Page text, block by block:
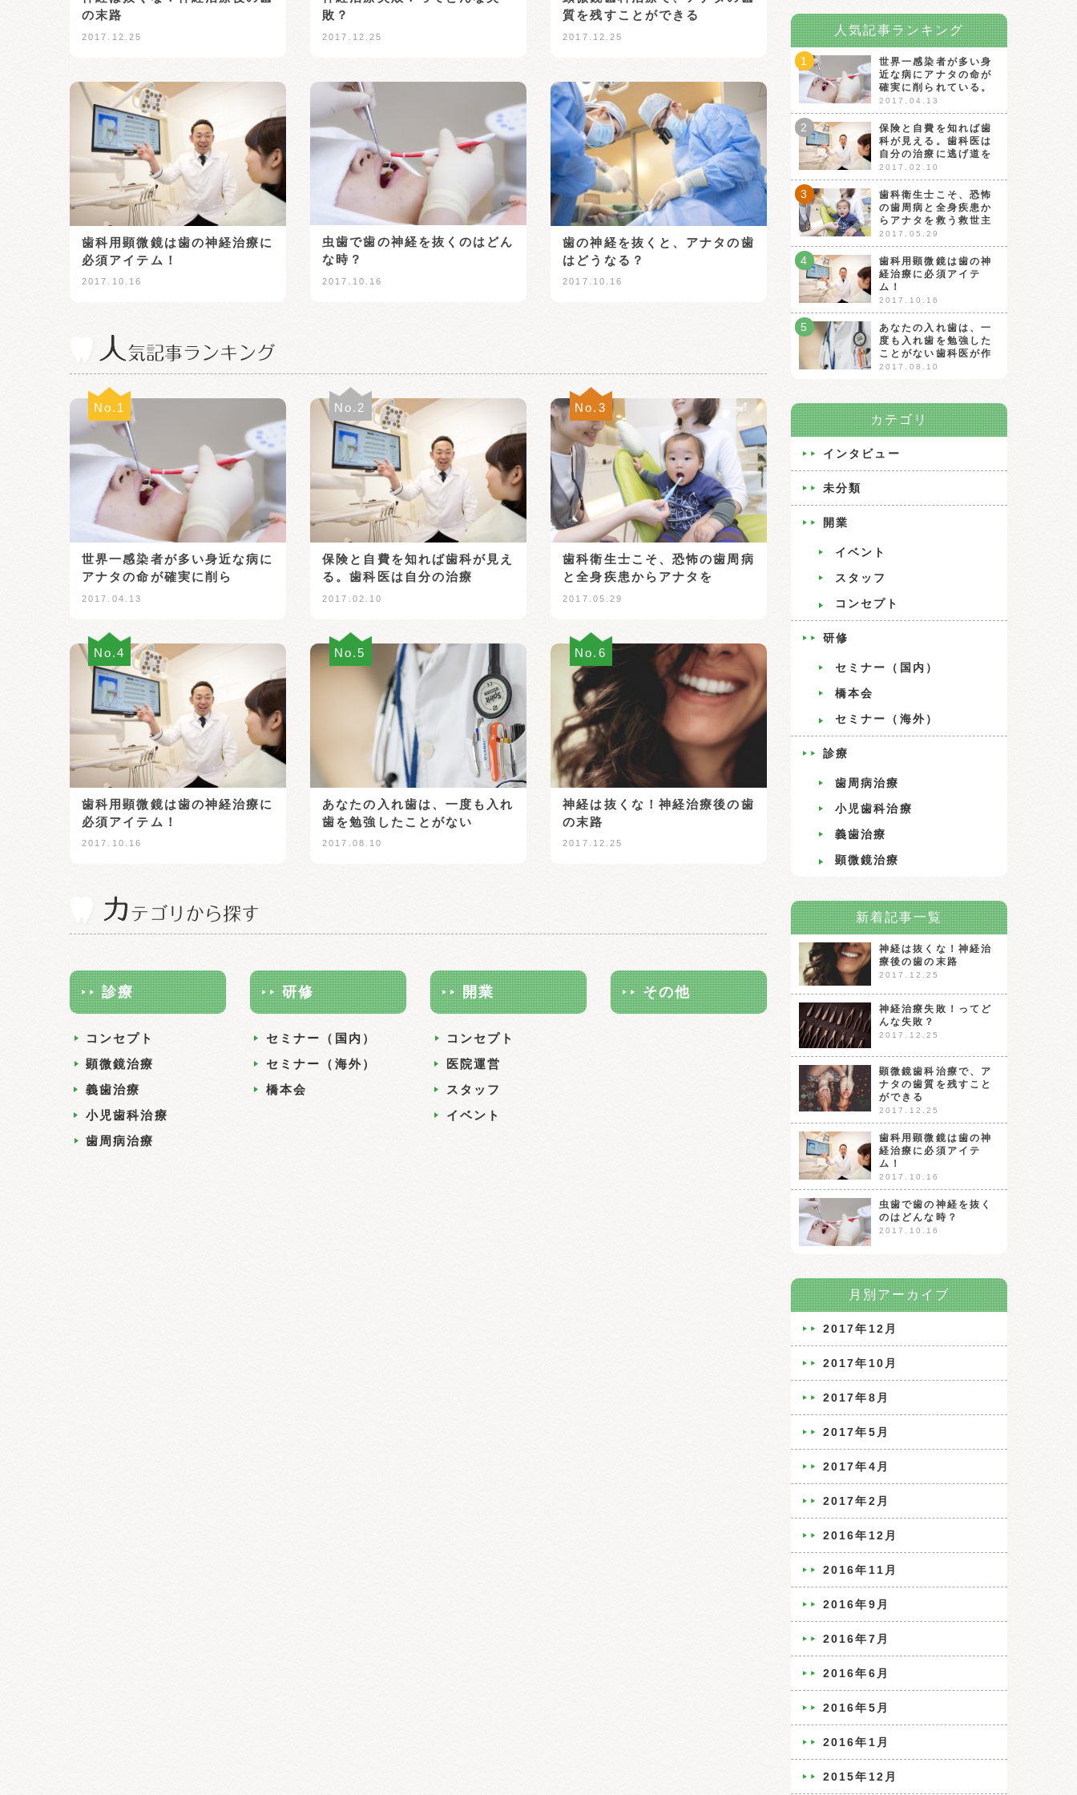
の末路
2017.12.25
敗？
2017.12.25
質を残すことができる
2017.12.25
歯科用顕微鏡は歯の神経治療に
必須アイテム！
2017.10.16
虫歯で歯の神経を抜くのはどん
な時？
2017.10.16
歯の神経を抜くと、アナタの歯
はどうなる？
2017.10.16
世界一感染者が多い身近な病に
アナタの命が確実に削ら
2017.04.13
No.1
保険と自費を知れば歯科が見え
る。歯科医は自分の治療
2017.02.10
No.2
歯科衛生士こそ、恐怖の歯周病
と全身疾患からアナタを
2017.05.29
No.3
歯科用顕微鏡は歯の神経治療に
必須アイテム！
2017.10.16
No.4
あなたの入れ歯は、一度も入れ
歯を勉強したことがない
2017.08.10
No.5
神経は抜くな！神経治療後の歯
の末路
2017.12.25
No.6
診療
コンセプト
顕微鏡治療
義歯治療
小児歯科治療
歯周病治療
研修
セミナー（国内）
セミナー（海外）
橋本会
開業
コンセプト
医院運営
スタッフ
イベント
その他
人気記事ランキング
1
世界一感染者が多い身
近な病にアナタの命が
確実に削られている。
2017.04.13
2
保険と自費を知れば歯
科が見える。歯科医は
自分の治療に逃げ道を
2017.02.10
3
歯科衛生士こそ、恐怖
の歯周病と全身疾患か
らアナタを救う救世主
2017.05.29
4
歯科用顕微鏡は歯の神
経治療に必須アイテ
ム！
2017.10.16
5
あなたの入れ歯は、一
度も入れ歯を勉強した
ことがない歯科医が作
2017.08.10
カテゴリ
インタビュー
未分類
開業
イベント
スタッフ
コンセプト
研修
セミナー（国内）
橋本会
セミナー（海外）
診療
歯周病治療
小児歯科治療
義歯治療
顕微鏡治療
新着記事一覧
神経は抜くな！神経治
療後の歯の末路
2017.12.25
神経治療失敗！ってど
んな失敗？
2017.12.25
顕微鏡歯科治療で、ア
ナタの歯質を残すこと
ができる
2017.12.25
歯科用顕微鏡は歯の神
経治療に必須アイテ
ム！
2017.10.16
虫歯で歯の神経を抜く
のはどんな時？
2017.10.16
月別アーカイブ
2017年12月
2017年10月
2017年8月
2017年5月
2017年4月
2017年2月
2016年12月
2016年11月
2016年9月
2016年7月
2016年6月
2016年5月
2016年1月
2015年12月